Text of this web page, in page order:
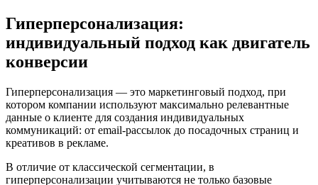
Гиперперсонализация:
индивидуальный подход как двигатель
конверсии
Гиперперсонализация — это маркетинговый подход, при
котором компании используют максимально релевантные
данные о клиенте для создания индивидуальных
коммуникаций: от email-рассылок до посадочных страниц и
креативов в рекламе.
В отличие от классической сегментации, в
гиперперсонализации учитываются не только базовые